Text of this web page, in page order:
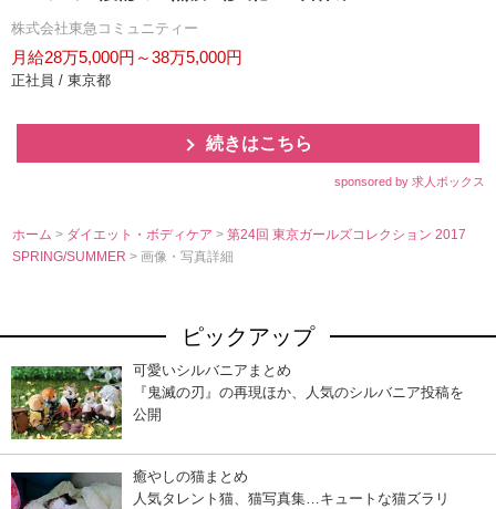
株式会社東急コミュニティー
月給28万5,000円～38万5,000円
正社員 / 東京都
続きはこちら
sponsored by 求人ボックス
ホーム > ダイエット・ボディケア>第24回 東京ガールズコレクション 2017
SPRING/SUMMER> 画像・写真詳細
ピックアップ
可愛いシルバニアまとめ
『鬼滅の刃』の再現ほか、人気のシルバニア投稿を
公開
癒やしの猫まとめ
人気タレント猫、猫写真集…キュートな猫ズラリ